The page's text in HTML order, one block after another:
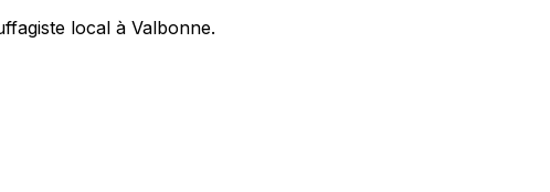
local à Valbonne.